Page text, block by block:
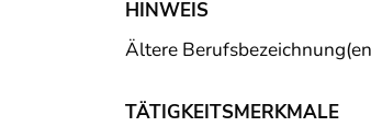
HINWEIS
Ältere
TÄTIGKEITSMERKMALE